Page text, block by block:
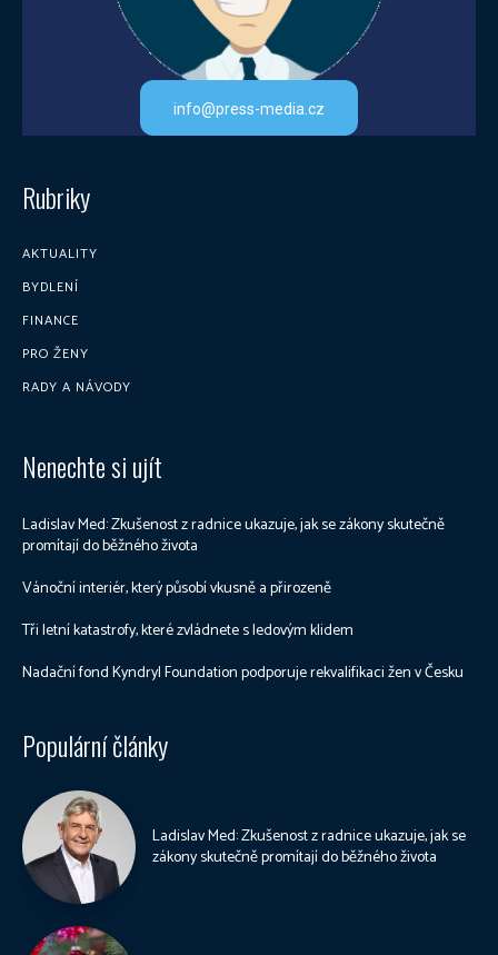
info@press-media.cz
Rubriky
AKTUALITY
BYDLENÍ
FINANCE
PRO ŽENY
RADY A NÁVODY
Nenechte si ujít
Ladislav Med: Zkušenost z radnice ukazuje, jak se zákony skutečně
promítají do běžného života
Vánoční interiér, který působí vkusně a přirozeně
Tři letní katastrofy, které zvládnete s ledovým klidem
Nadační fond Kyndryl Foundation podporuje rekvalifikaci žen v Česku
Populární články
Ladislav Med: Zkušenost z radnice ukazuje, jak se
zákony skutečně promítají do běžného života